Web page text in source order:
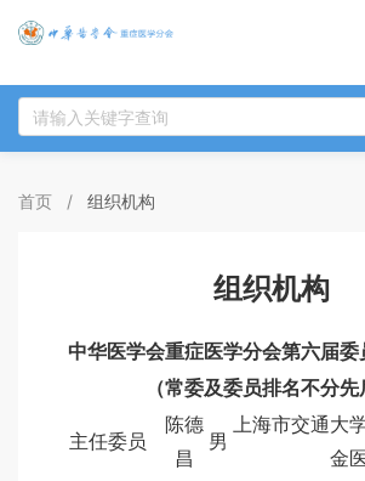
首页 / 组织机构
组织机构
中华医学会重症医学分会第六届
（常委及委员排名不分先
主任委员
陈德
昌
男
上海市交通大
金